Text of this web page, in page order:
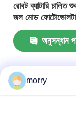
রোবট ব্যাটারি চালিত
জল মোড
পরিষ্কার রোবট
অনুসন্ধান
morry